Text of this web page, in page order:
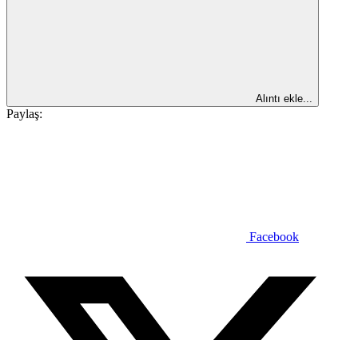
Alıntı ekle...
Paylaş:
Facebook